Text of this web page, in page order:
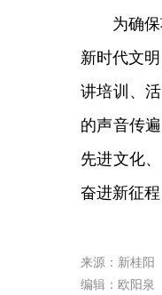
为确
新时代文
讲培训、
的声音传
先进文化、
奋进新征程
来源：新桂阳
编辑：欧阳泉